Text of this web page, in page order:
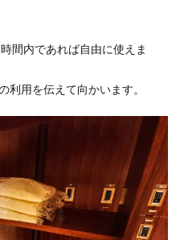
間内であれば自由に使えま
利用を伝えて向かいます。